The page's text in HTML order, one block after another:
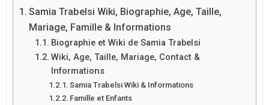
Samia Trabelsi Wiki, Biographie, Age, Taille,
Mariage, Famille & Informations
Biographie et Wiki de Samia Trabelsi
Wiki, Age, Taille, Mariage, Contact &
Informations
Samia Trabelsi Wiki & Informations
Famille et Enfants